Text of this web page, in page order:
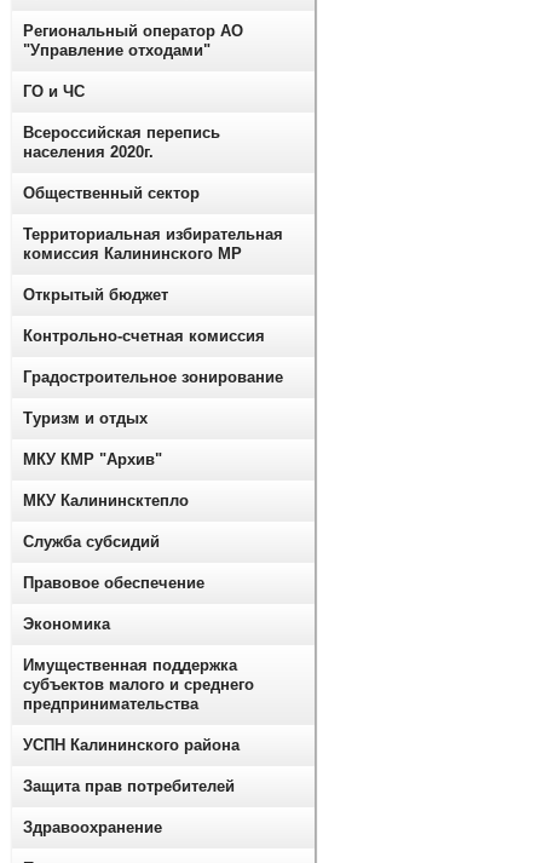
Региональный оператор АО
"Управление отходами"
ГО и ЧС
Всероссийская перепись
населения 2020г.
Общественный сектор
Территориальная избирательная
комиссия Калининского МР
Открытый бюджет
Контрольно-счетная комиссия
Градостроительное зонирование
Туризм и отдых
МКУ КМР "Архив"
МКУ Калининсктепло
Служба субсидий
Правовое обеспечение
Экономика
Имущественная поддержка
субъектов малого и среднего
предпринимательства
УСПН Калининского района
Защита прав потребителей
Здравоохранение